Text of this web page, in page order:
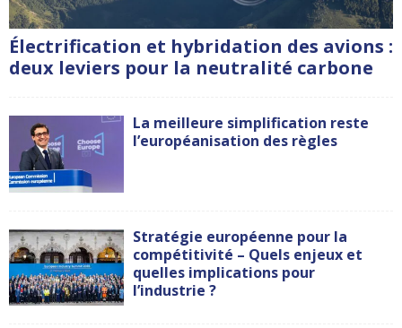
Électrification et hybridation des avions :
deux leviers pour la neutralité carbone
La meilleure simplification reste
l’européanisation des règles
Stratégie européenne pour la
compétitivité – Quels enjeux et
quelles implications pour
l’industrie ?